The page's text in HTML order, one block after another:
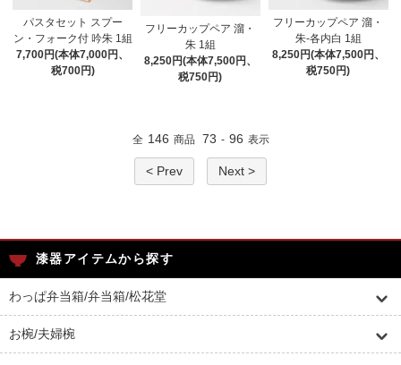
パスタセット スプー
ン・フォーク付 吟朱 1組
7,700円(本体7,000円、
税700円)
フリーカップペア 溜・
朱 1組
8,250円(本体7,500円、
税750円)
フリーカップペア 溜・
朱-各内白 1組
8,250円(本体7,500円、
税750円)
全 146 商品 73 - 96 表示
< Prev Next >
漆器アイテムから探す
わっぱ弁当箱/弁当箱/松花堂
お椀/夫婦椀